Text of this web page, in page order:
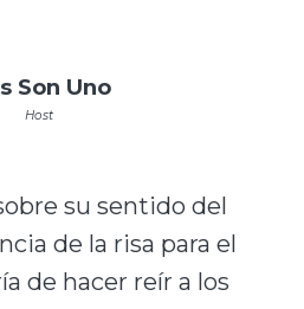
Son Uno
Host
su sentido del
de la risa para el
de hacer reír a los